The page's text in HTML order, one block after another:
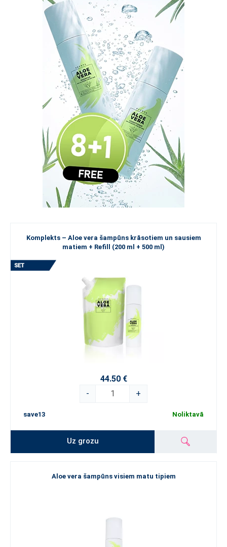
Komplekts – Aloe vera šampūns krāsotiem un sausiem
matiem + Refill (200 ml + 500 ml)
44.50 €
-
+
save13 Noliktavā
Uz grozu
Aloe vera šampūns visiem matu tipiem